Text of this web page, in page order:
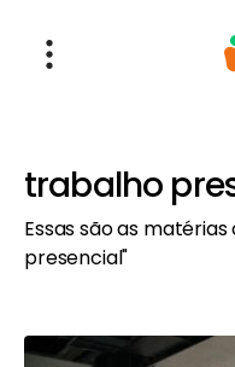
Menu Principal
Abrir Menu
trabalho
Essas são as
presencial"